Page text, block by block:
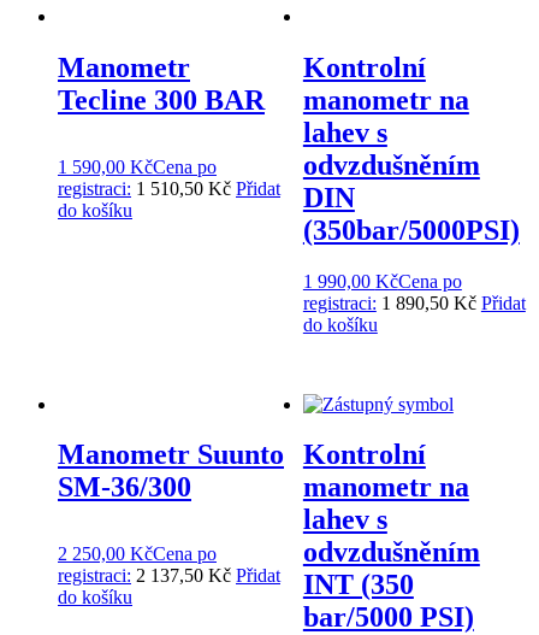
Manometr
Tecline 300 BAR
1 590,00 KčCena po
registraci: 1 510,50 Kč Přidat
do košíku
Kontrolní
manometr na
lahev s
odvzdušněním
DIN
(350bar/5000PSI)
1 990,00 KčCena po
registraci: 1 890,50 Kč Přidat
do košíku
Manometr Suunto
SM-36/300
2 250,00 KčCena po
registraci: 2 137,50 Kč Přidat
do košíku
Kontrolní
manometr na
lahev s
odvzdušněním
INT (350
bar/5000 PSI)